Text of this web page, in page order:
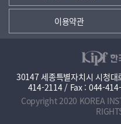
이용약관
30147 세종특별자치시 시청
414-2114 / Fax : 044-
Copyright 2020 KOREA